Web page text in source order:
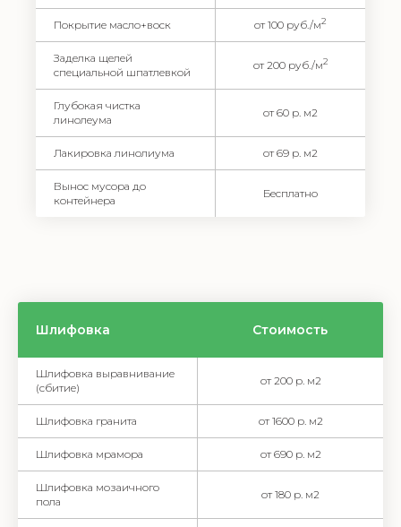
Покрытие масло+воск от 100 руб./м2
Заделка щелей
специальной шпатлевкой
от 200 руб./м2
Глубокая чистка
линолеума
от 60 р. м2
Лакировка линолиума от 69 р. м2
Вынос мусора до
контейнера
Бесплатно
Шлифовка Стоимость
Шлифовка выравнивание
(сбитие)
от 200 р. м2
Шлифовка гранита от 1600 р. м2
Шлифовка мрамора от 690 р. м2
Шлифовка мозаичного
пола
от 180 р. м2